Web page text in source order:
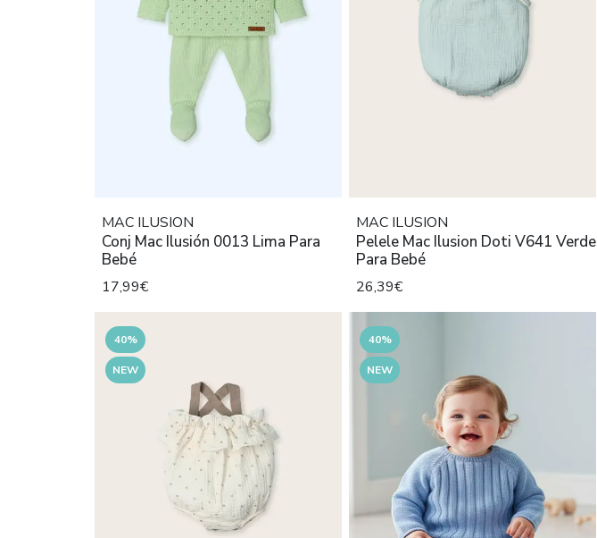
MAC ILUSION
Conj Mac Ilusión 0013 Lima Para
Bebé
17,99€
MAC ILUSION
Pelele Mac Ilusion Doti V641 Verde
Para Bebé
26,39€
40%
NEW
40%
NEW